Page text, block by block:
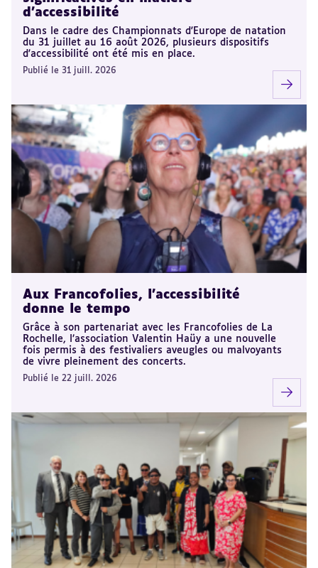
d'accessibilité
Dans le cadre des Championnats d'Europe de natation
du 31 juillet au 16 août 2026, plusieurs dispositifs
d'accessibilité ont été mis en place.
Publié le 31 juill. 2026
Aux Francofolies, l’accessibilité
donne le tempo
Grâce à son partenariat avec les Francofolies de La
Rochelle, l’association Valentin Haüy a une nouvelle
fois permis à des festivaliers aveugles ou malvoyants
de vivre pleinement des concerts.
Publié le 22 juill. 2026